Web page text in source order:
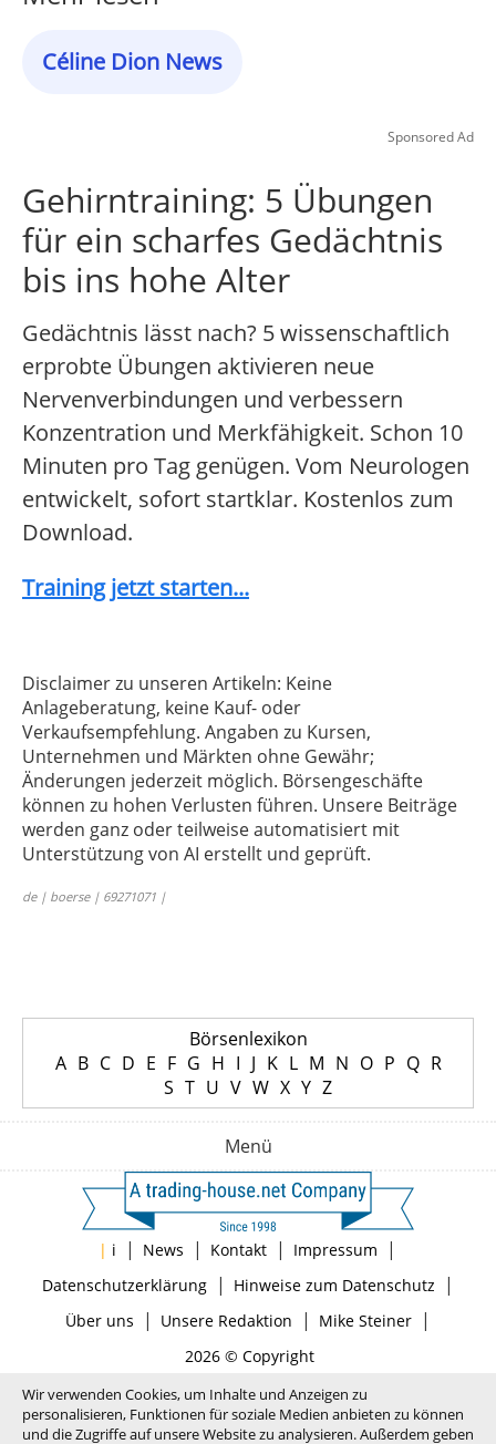
Céline Dion News
Sponsored Ad
Gehirntraining: 5 Übungen
für ein scharfes Gedächtnis
bis ins hohe Alter
Gedächtnis lässt nach? 5 wissenschaftlich
erprobte Übungen aktivieren neue
Nervenverbindungen und verbessern
Konzentration und Merkfähigkeit. Schon 10
Minuten pro Tag genügen. Vom Neurologen
entwickelt, sofort startklar. Kostenlos zum
Download.
Training jetzt starten...
Disclaimer zu unseren Artikeln: Keine
Anlageberatung, keine Kauf- oder
Verkaufsempfehlung. Angaben zu Kursen,
Unternehmen und Märkten ohne Gewähr;
Änderungen jederzeit möglich. Börsengeschäfte
können zu hohen Verlusten führen. Unsere Beiträge
werden ganz oder teilweise automatisiert mit
Unterstützung von AI erstellt und geprüft.
de | boerse | 69271071 |
Börsenlexikon
A B C D E F G H I J K L M N O P Q R
S T U V W X Y Z
Menü
| i | News | Kontakt | Impressum |
Datenschutzerklärung| Hinweise zum Datenschutz |
Über uns | Unsere Redaktion | Mike Steiner|
2026 © Copyright
Wir verwenden Cookies, um Inhalte und Anzeigen zu
personalisieren, Funktionen für soziale Medien anbieten zu können
und die Zugriffe auf unsere Website zu analysieren. Außerdem geben